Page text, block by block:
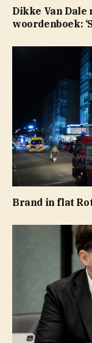
Dikke Van
woordenboek:
Brand in flat